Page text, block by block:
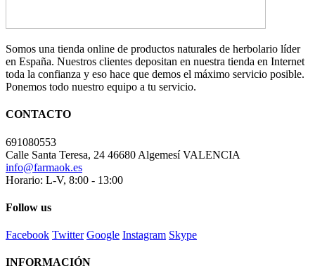
Somos una tienda online de productos naturales de herbolario líder
en España. Nuestros clientes depositan en nuestra tienda en Internet
toda la confianza y eso hace que demos el máximo servicio posible.
Ponemos todo nuestro equipo a tu servicio.
CONTACTO
691080553
Calle Santa Teresa, 24 46680 Algemesí VALENCIA
info@farmaok.es
Horario: L-V, 8:00 - 13:00
Follow us
Facebook Twitter Google Instagram Skype
INFORMACIÓN